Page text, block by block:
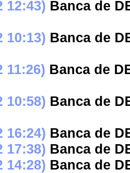
12:43) Banca de
10:13) Banca de
11:26) Banca de
10:58) Banca de
16:24) Banca de
17:38) Banca de
14:28) Banca de